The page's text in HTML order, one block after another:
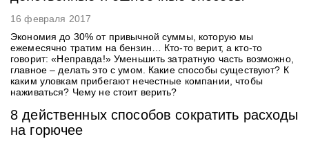
16 февраля 2017
Экономия до 30% от привычной суммы, которую мы
ежемесячно тратим на бензин… Кто-то верит, а кто-то
говорит: «Неправда!» Уменьшить затратную часть возможно,
главное – делать это с умом. Какие способы существуют? К
каким уловкам прибегают нечестные компании, чтобы
наживаться? Чему не стоит верить?
8 действенных способов сократить расходы
на горючее